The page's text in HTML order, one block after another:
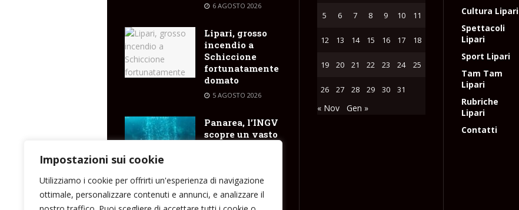
Impostazioni sui cookie
Utilizziamo i cookie per offrirti un'esperienza di navigazione
ottimale, personalizzare contenuti e annunci, e analizzare il
6 AGOSTO 2026
Lipari, grosso
incendio a
Schiccione
fortunatamente
domato
5 AGOSTO 2026
Panarea, l’INGV
scopre un vasto
5 AGOSTO 2026
5 6 7 8 9 10 11
12 13 14 15 16 17 18
19 20 21 22 23 24 25
26 27 28 29 30 31
« Nov Gen »
Cultura Lipari
Spettacoli
Lipari
Sport Lipari
Tam Tam
Lipari
Rubriche
Lipari
Contatti